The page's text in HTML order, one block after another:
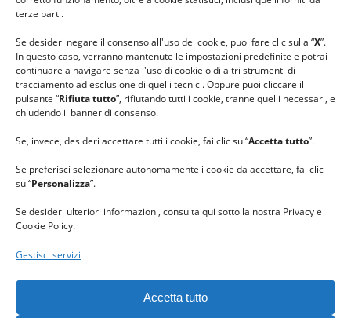
terze parti.
Se desideri negare il consenso all'uso dei cookie, puoi fare clic sulla “X”.
In questo caso, verranno mantenute le impostazioni predefinite e potrai
continuare a navigare senza l'uso di cookie o di altri strumenti di
tracciamento ad esclusione di quelli tecnici. Oppure puoi cliccare il
pulsante “Rifiuta tutto”, rifiutando tutti i cookie, tranne quelli necessari, e
chiudendo il banner di consenso.
Se, invece, desideri accettare tutti i cookie, fai clic su “Accetta tutto”.
Se preferisci selezionare autonomamente i cookie da accettare, fai clic
su “Personalizza”.
Se desideri ulteriori informazioni, consulta qui sotto la nostra Privacy e
Cookie Policy.
Gestisci servizi
Accetta tutto
#ilcaloredellempatia